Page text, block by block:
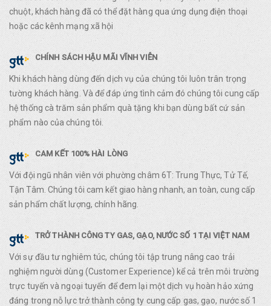
chuột, khách hàng đã có thể đặt hàng qua ứng dụng điện thoại
hoặc các kênh mạng xã hội
CHÍNH SÁCH HẬU MÃI VĨNH VIỄN
Khi khách hàng dùng đến dịch vụ của chúng tôi luôn trân trọng
tường khách hàng. Và để đáp ứng tình cảm đó chúng tôi cung cấp
hệ thống cà trăm sản phẩm quà tặng khi bạn dùng bất cứ sản
phẩm nào của chúng tôi.
CAM KẾT 100% HÀI LÒNG
Với đội ngũ nhân viên với phường châm 6T: Trung Thực, Tử Tế,
Tận Tâm. Chúng tôi cam kết giao hàng nhanh, an toàn, cung cấp
sản phẩm chất lượng, chính hãng.
TRỞ THÀNH CÔNG TY GAS, GẠO, NƯỚC SỐ 1 TẠI VIỆT NAM
Với sự đầu tư nghiêm túc, chúng tôi tập trung nâng cao trải
nghiệm người dùng (Customer Experience) kể cả trên môi trường
trực tuyến và ngoại tuyến để đem lại một dịch vụ hoàn hảo xứng
đáng trong nỗ lực trở thành công ty cung cấp gas, gạo, nước số 1